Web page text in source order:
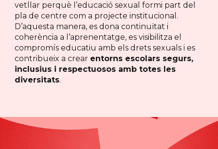
vetllar perquè l’educació sexual formi part del
pla de centre com a projecte institucional.
D’aquesta manera, es dona continuïtat i
coherència a l’aprenentatge, es visibilitza el
compromís educatiu amb els drets sexuals i es
contribueix a crear entorns escolars segurs,
inclusius i respectuosos amb totes les
diversitats.